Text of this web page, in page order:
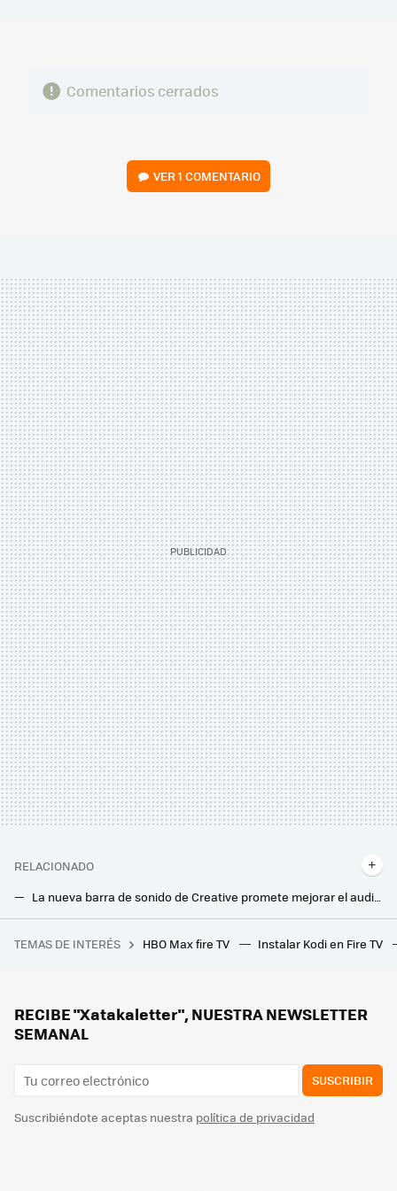
Comentarios cerrados
VER1 COMENTARIO
RELACIONADO
La mejor barra de Sonos ya está aquí: así es Arc Ultra, con 14 drivers y capacidad para renderizar Dolby Atmos 9.1.4
La debacle demográfica en Europa, expuesta en este mapa con un invitado engañoso: Mónaco
TEMAS DE INTERÉS HBO Max fire TV Instalar Kodi en Fire TV
RECIBE "Xatakaletter", NUESTRA NEWSLETTER
SEMANAL
SUSCRIBIR
Suscribiéndote aceptas nuestra política de privacidad